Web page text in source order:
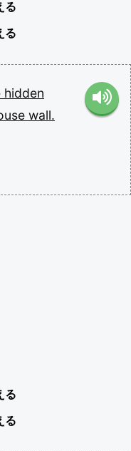
る
る
hidden
wall.
る
る